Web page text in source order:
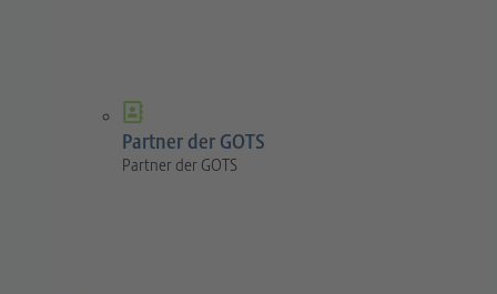
Partner der GOTS
Partner der GOTS